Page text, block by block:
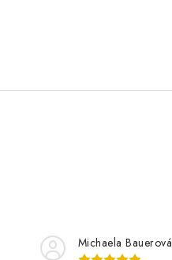
Michaela Bauerová